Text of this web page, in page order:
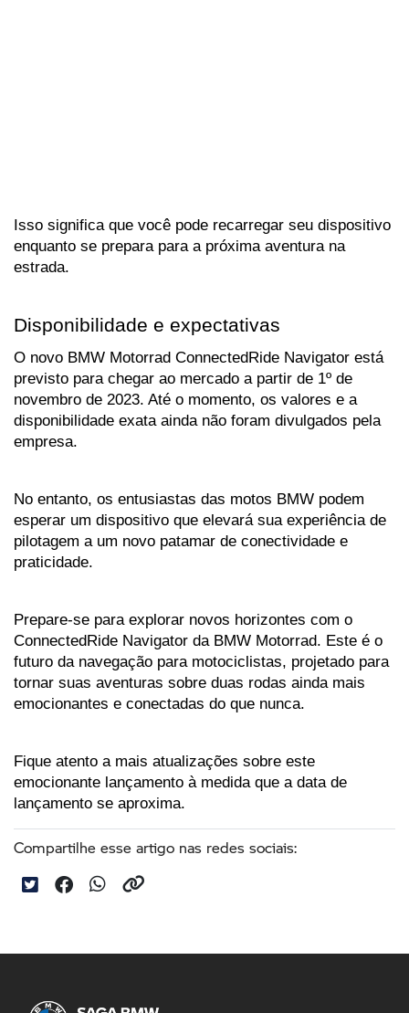
Isso significa que você pode recarregar seu dispositivo
enquanto se prepara para a próxima aventura na
estrada.
Disponibilidade e expectativas
O novo BMW Motorrad ConnectedRide Navigator está
previsto para chegar ao mercado a partir de 1º de
novembro de 2023. Até o momento, os valores e a
disponibilidade exata ainda não foram divulgados pela
empresa.
No entanto, os entusiastas das motos BMW podem
esperar um dispositivo que elevará sua experiência de
pilotagem a um novo patamar de conectividade e
praticidade.
Prepare-se para explorar novos horizontes com o
ConnectedRide Navigator da BMW Motorrad. Este é o
futuro da navegação para motociclistas, projetado para
tornar suas aventuras sobre duas rodas ainda mais
emocionantes e conectadas do que nunca.
Fique atento a mais atualizações sobre este
emocionante lançamento à medida que a data de
lançamento se aproxima.
Compartilhe esse artigo nas redes sociais: